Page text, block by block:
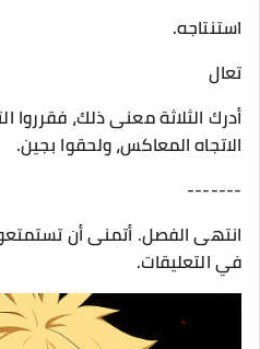
استنتاجه.
تعال
أدرك الثلاثة معنى ذلك،
الاتجاه المعاكس، ولحقوا بجين.
-------
انتهى الفصل. أتمنى أن
في التعليقات.